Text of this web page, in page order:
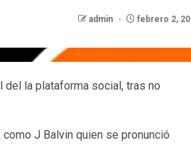
admin febrero 2,
del la plataforma social, tras no
J Balvin quien se pronunció